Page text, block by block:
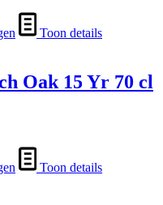
Toon details
Oak 15 Yr 70 cl
Toon details